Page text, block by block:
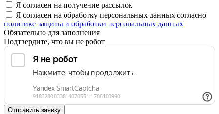
Я согласен на получение рассылок
Я согласен на обработку персональных данных согласно
политике защиты и обработки персональных данных
Обязательно для заполнения
Подтвердите, что вы не робот
Отправить заявку